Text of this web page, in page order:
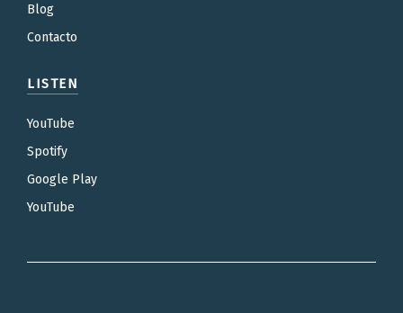
Blog
Contacto
LISTEN
YouTube
Spotify
Google Play
YouTube